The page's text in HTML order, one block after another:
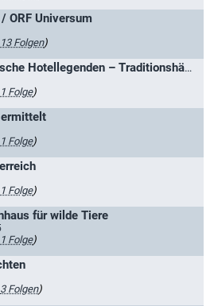
ORF Universum
13 Folgen)
Österreichische Hotellegenden – Traditionshäuser im Winter
1 Folge)
1 Folge)
1 Folge)
für wilde Tiere
1 Folge)
3 Folgen)